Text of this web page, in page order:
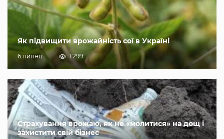
Як підвищити врожайність сої в Україні
6 липня 1 299
Страхування врожаю, як не «молитися» на дощ і
захистити свій бізнес